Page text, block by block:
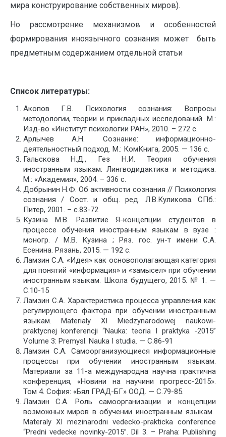
мира конструирование собственных миров).
Но рассмотрение механизмов и особенностей
формирования иноязычного сознания может быть
предметным содержанием отдельной статьи
Список литературы:
Акопов Г.В. Психология сознания: Вопросы
методологии, теории и прикладных исследований. М.:
Изд-во «Институт психологии РАН», 2010. – 272 с.
Арлычев А.Н. Сознание: информационно-
деятельностный подход. М.: КомКнига, 2005. — 136 с.
Гальскова Н.Д., Гез Н.И. Теория обучения
иностранным языкам: Лингводидактика и методика.
М.: «Академия», 2004. – 336 с.
Добрынин Н.Ф. Об активности сознания // Психология
сознания / Сост. и общ. ред. Л.В.Куликова. СПб.:
Питер, 2001. – с.83-72
Кузина М.В. Развитие Я-концепции студентов в
процессе обучения иностранным языкам в вузе :
моногр. / М.В. Кузина ; Ряз. гос. ун-т имени С.А.
Есенина. Рязань, 2015. — 192 с.
Ламзин С.А. «Идея» как основополагающая категория
для понятий «информация» и «замысел» при обучении
иностранным языкам. Школа будущего, 2015. № 1. —
С.10-15
Ламзин С.А. Характеристика процесса управления как
регулирующего фактора при обучении иностранным
языкам. Materialy XI Miedzynarodowej naukowi-
praktycnej konferencji “Nauka: teoria I praktyka -2015”
Volume 3: Premysl. Nauka I studia. — С.86-91
Ламзин С.А. Самоорганизующиеся информационные
процессы при обучении иностранным языкам.
Материали за 11-а международна научна практична
конференция, «Новини на научини прогресс-2015».
Том 4. София: «Бял ГРАД-БГ» ООД. — С.79-85.
Ламзин С.А. Роль самоорганизации и концепции
возможных миров в обучении иностранным языкам.
Materaly XI mezinarodni vedecko-prakticka conference
“Predni vedecke novinky-2015”. Dil 3. – Praha: Publishing